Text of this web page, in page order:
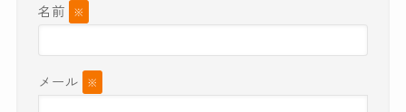
名前 ※
メール ※